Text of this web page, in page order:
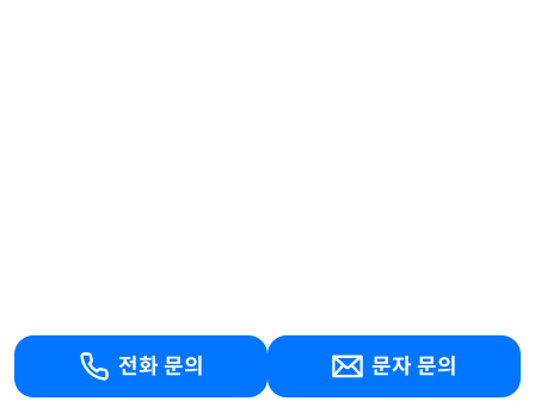
전화 문의 문자 문의